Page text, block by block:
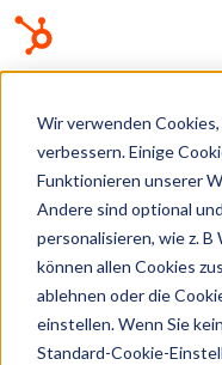
Wir verwenden
verbessern. Einige
Funktionieren unserer
Andere sind optional
personalisieren, wie z.
können allen Cookies
ablehnen oder die
einstellen. Wenn Sie
Standard-Cookie-
Kampagnen
Hinweis
: Dieser